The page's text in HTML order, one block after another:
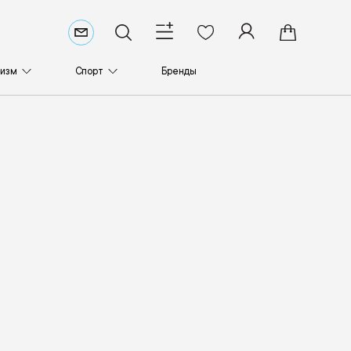
Спорт Бренды